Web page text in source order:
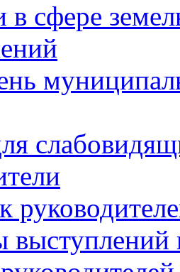
в сфере
выступлений